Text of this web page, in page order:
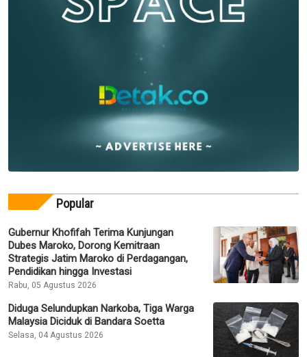
Popular
Gubernur Khofifah Terima Kunjungan
Dubes Maroko, Dorong Kemitraan
Strategis Jatim Maroko di Perdagangan,
Pendidikan hingga Investasi
Rabu, 05 Agustus 2026
Diduga Selundupkan Narkoba, Tiga Warga
Malaysia Diciduk di Bandara Soetta
Selasa, 04 Agustus 2026